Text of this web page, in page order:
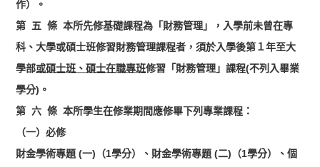
作）。
第 五 條 本所先修基礎課程為「財務管理」，入學前未曾在專
科、大學或碩士班修習財務管理課程者，須於入學後第１年至大
學部或碩士班、碩士在職專班修習「財務管理」課程(不列入畢業
學分)。
第 六 條 本所學生在修業期間應修畢下列專業課程：
（一）必修
財金學術專題 (一)（1學分）、財金學術專題 (二)（1學分）、個